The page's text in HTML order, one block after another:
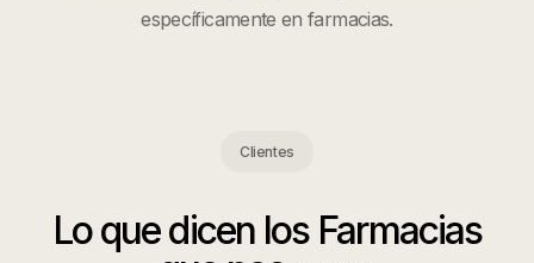
específicamente enfarmacias.
Clientes
Lo que dicen los Farmacias